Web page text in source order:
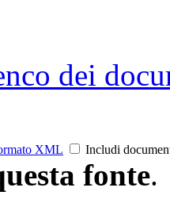
dei
XML Includi
fonte.